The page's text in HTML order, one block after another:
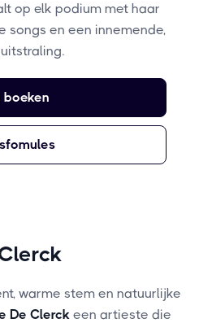
op elk podium met haar
songs en een innemende,
boeken
warme stem en natuurlijke
De Clerck een artieste die